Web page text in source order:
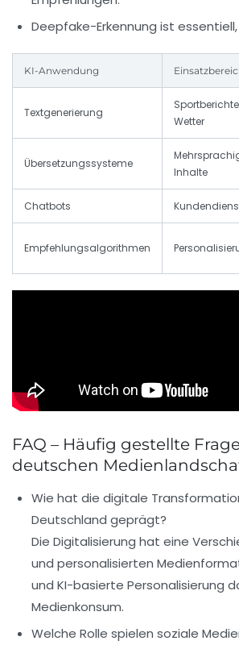
Deepfake-Erkennung ist
KI-Anwendung
Textgenerierung
Wetter
Übersetzungssysteme
Inhalte
Chatbots
Empfehlungsalgorithmen
FAQ – Häufig gestellte
deutschen
Wie hat die digitale
Deutschland geprägt?
Die Digitalisierung hat eine
und personalisierten
und KI-basierte Personalisierung
Medienkonsum.
Welche Rolle spielen soziale